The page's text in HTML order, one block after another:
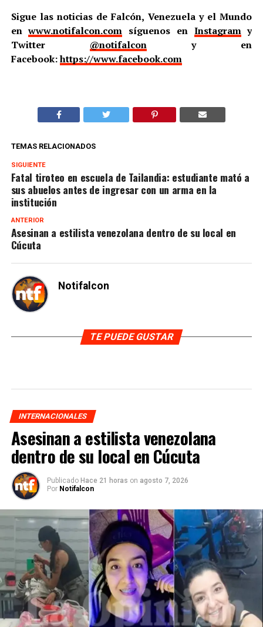
Sigue las noticias de Falcón, Venezuela y el Mundo
enwww.notifalcon.com síguenos en Instagramy
Twitter @notifalcony en
Facebook:https://www.facebook.com
TEMAS RELACIONADOS
SIGUIENTE
Fatal tiroteo en escuela de Tailandia: estudiante mató a
sus abuelos antes de ingresar con un arma en la
institución
ANTERIOR
Asesinan a estilista venezolana dentro de su local en
Cúcuta
Notifalcon
TE PUEDE GUSTAR
INTERNACIONALES
Asesinan a estilista venezolana
dentro de su local en Cúcuta
Publicado Hace 21 horas on agosto 7, 2026
Por Notifalcon